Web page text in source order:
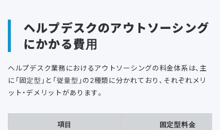
ヘルプデスクのアウトソーシング
にかかる費用
ヘルプデスク業務におけるアウトソーシングの料金体系は、主
に「固定型」と「従量型」の2種類に分かれており、それぞれメリ
ット・デメリットがあります。
項目 固定型料金